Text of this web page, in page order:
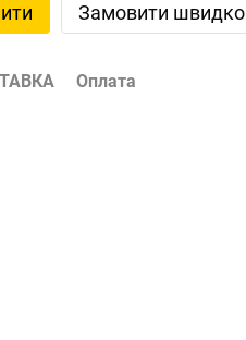
Замовити швидко
Оплата